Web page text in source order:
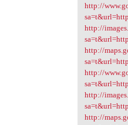
http://
http://
http://
http://
http://
http://